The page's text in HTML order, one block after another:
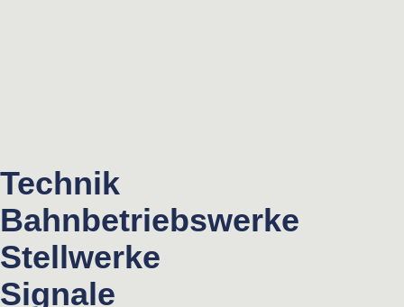
Technik
Bahnbetriebswerke
Stellwerke
Signale